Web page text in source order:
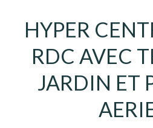
HYPER
RDC AVEC
JARDIN ET